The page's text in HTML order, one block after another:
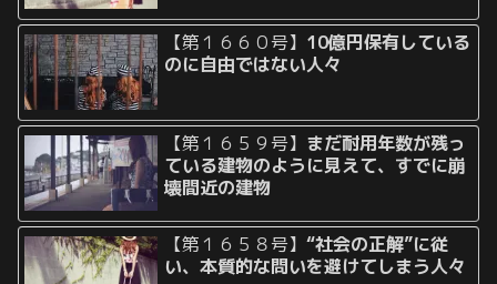
【第１６６０号】 10億円保有している
のに自由ではない人々
【第１６５９号】 まだ耐用年数が残っ
ている建物のように見えて、すでに崩
壊間近の建物
【第１６５８号】“社会の正解”に従
い、本質的な問いを避けてしまう人々